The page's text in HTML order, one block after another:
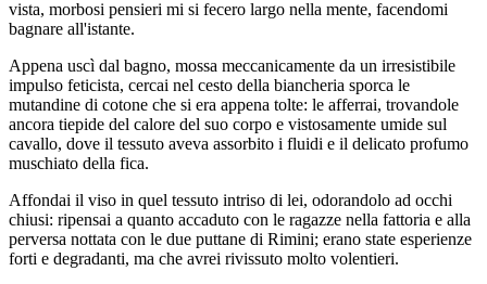
vista, morbosi pensieri mi si fecero largo nella mente, facendomi
bagnare all'istante.
Appena uscì dal bagno, mossa meccanicamente da un irresistibile
impulso feticista, cercai nel cesto della biancheria sporca le
mutandine di cotone che si era appena tolte: le afferrai, trovandole
ancora tiepide del calore del suo corpo e vistosamente umide sul
cavallo, dove il tessuto aveva assorbito i fluidi e il delicato profumo
muschiato della fica.
Affondai il viso in quel tessuto intriso di lei, odorandolo ad occhi
chiusi: ripensai a quanto accaduto con le ragazze nella fattoria e alla
perversa nottata con le due puttane di Rimini; erano state esperienze
forti e degradanti, ma che avrei rivissuto molto volentieri.